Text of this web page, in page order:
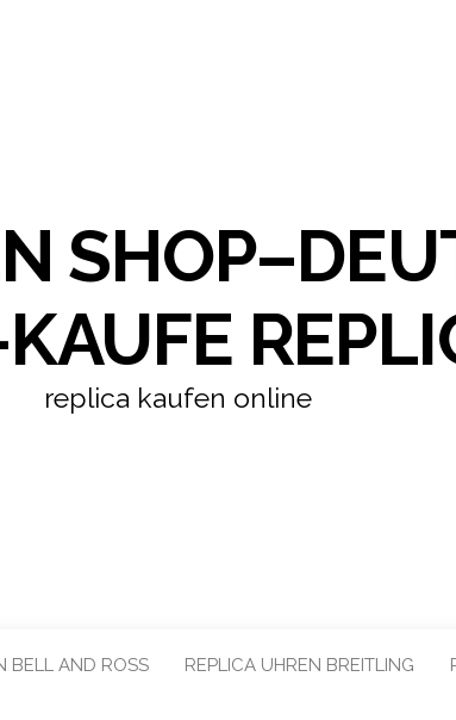
replica kaufen online
BELL AND ROSS REPLICA UHREN BREITLING